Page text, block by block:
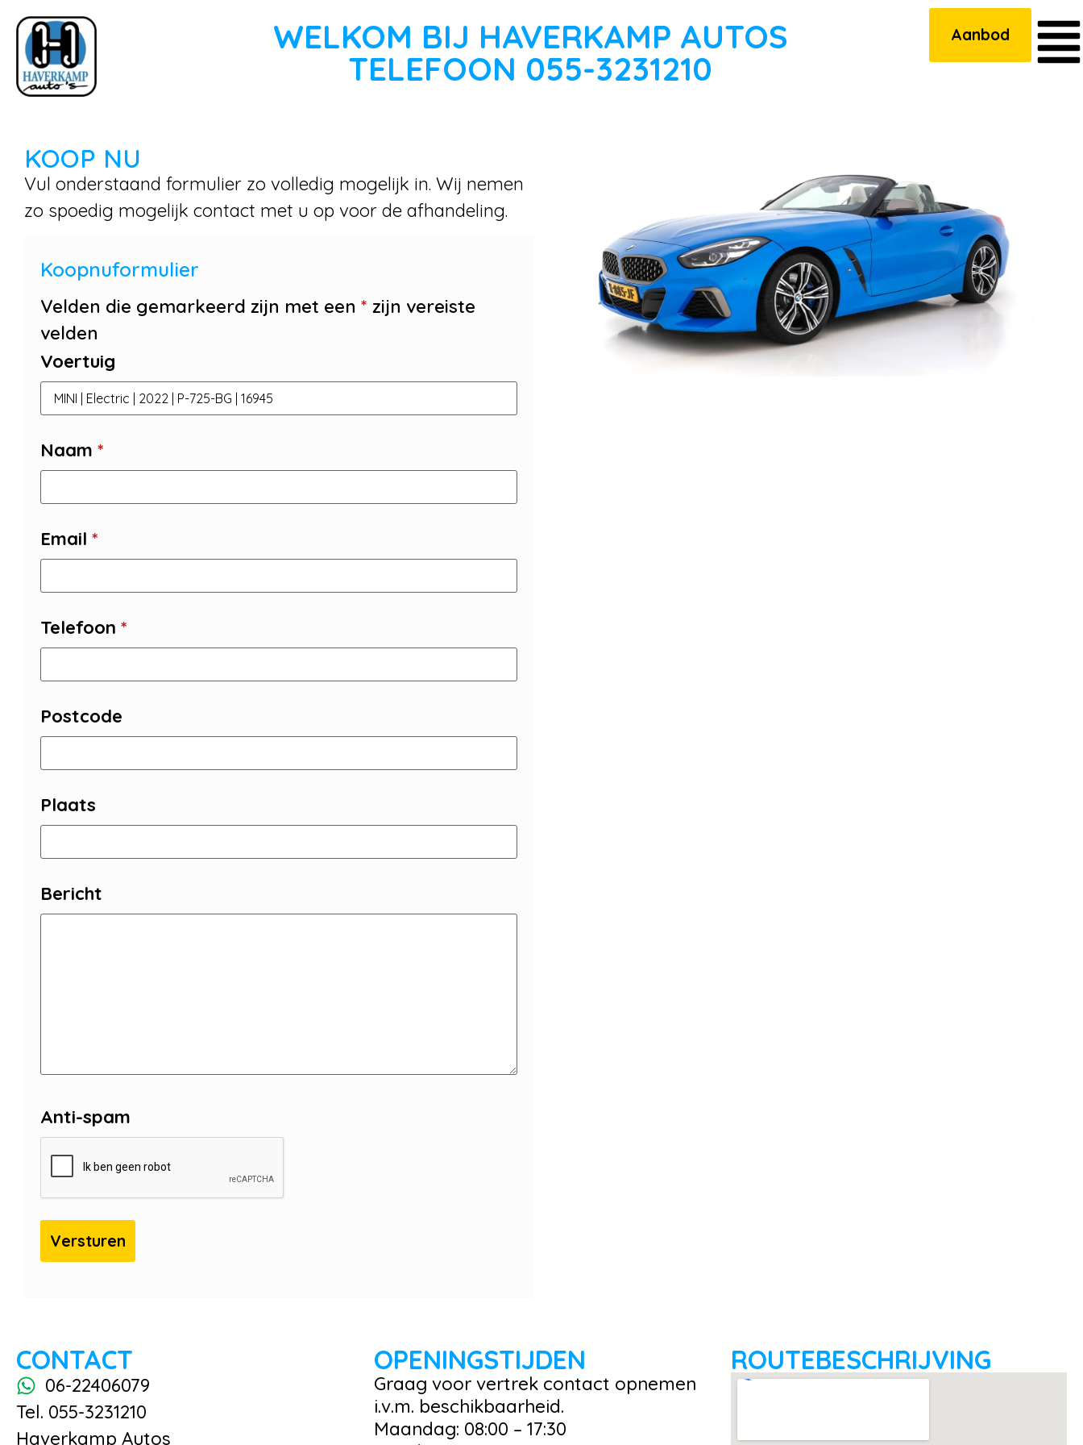
WELKOM BIJ HAVERKAMP AUTOS
TELEFOON 055-3231210
Aanbod
KOOP NU
Vul onderstaand formulier zo volledig mogelijk in. Wij nemen
zo spoedig mogelijk contact met u op voor de afhandeling.
Koopnuformulier
Velden die gemarkeerd zijn met een * zijn vereiste
velden
Voertuig
Naam *
Email *
Telefoon *
Postcode
Plaats
Bericht
Anti-spam
CONTACT
06-22406079
Tel. 055-3231210
Haverkamp Autos
OPENINGSTIJDEN
Graag voor vertrek contact opnemen
i.v.m. beschikbaarheid.
Maandag: 08:00 – 17:30
ROUTEBESCHRIJVING